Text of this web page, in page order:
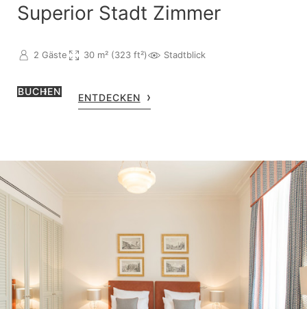
Superior Stadt Zimmer
2 Gäste 30 m² (323 ft²) Stadtblick
BUCHEN
ENTDECKEN